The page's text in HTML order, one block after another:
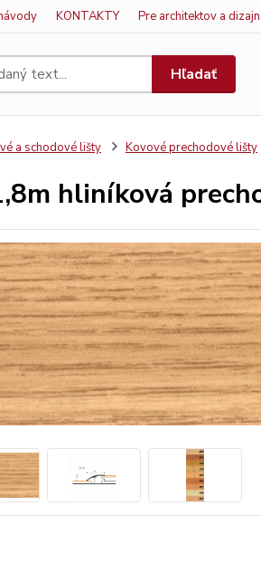
KONTAKTY Pre architektov a
Hľadať
a schodové lišty Kovové prechodové lišty
hliníková